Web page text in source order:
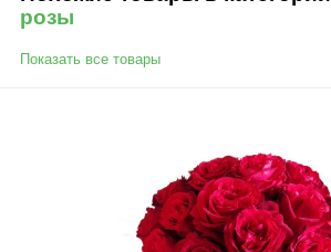
розы
Показать все товары